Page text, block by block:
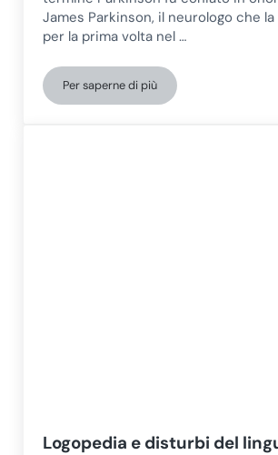
James Parkinson, il neurologo che
per la prima volta nel …
Per saperne di più10 esercizi di stimolazione
Logopedia e disturbi del